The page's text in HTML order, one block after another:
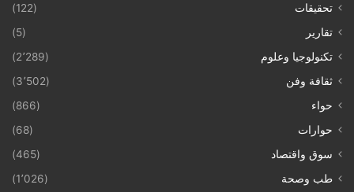
تحقيقات
(122)
تقارير
(5)
تكنولوجيا وعلوم
(2٬289)
ثقافة وفن
(3٬502)
حواء
(866)
حوارات
(68)
سوق واقتصاد
(465)
طب وصحة
(1٬026)